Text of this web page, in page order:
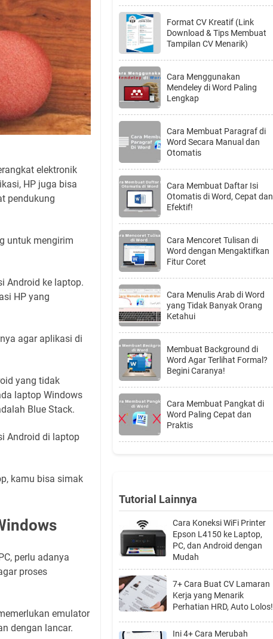
elektronik
HP juga bisa
pendukung
untuk mengirim
Android ke laptop.
HP yang
agar aplikasi di
yang tidak
laptop Windows
Blue Stack.
Android di laptop
kamu bisa simak
perlu adanya
proses
emulator
dengan lancar.
Format CV Kreatif (Link
Download & Tips Membuat
Tampilan CV Menarik)
Cara Menggunakan
Mendeley di Word Paling
Lengkap
Cara Membuat Paragraf di
Word Secara Manual dan
Otomatis
Cara Membuat Daftar Isi
Otomatis di Word, Cepat dan
Efektif!
Cara Mencoret Tulisan di
Word dengan Mengaktifkan
Fitur Coret
Cara Menulis Arab di Word
yang Tidak Banyak Orang
Ketahui
Membuat Background di
Word Agar Terlihat Formal?
Begini Caranya!
Cara Membuat Pangkat di
Word Paling Cepat dan
Praktis
Tutorial Lainnya
Cara Koneksi WiFi Printer
Epson L4150 ke Laptop,
PC, dan Android dengan
Mudah
7+ Cara Buat CV Lamaran
Kerja yang Menarik
Perhatian HRD, Auto Lolos!
Ini 4+ Cara Merubah